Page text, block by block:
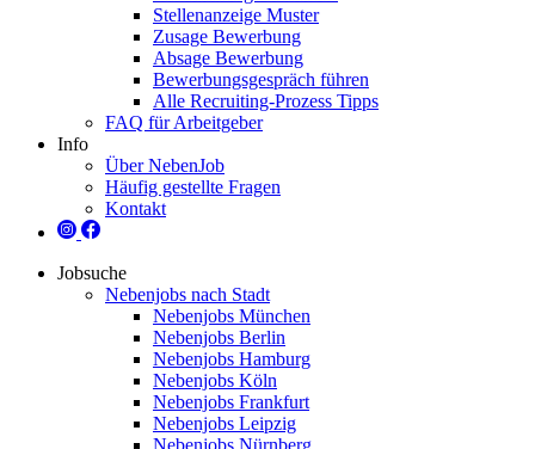
Stellenanzeige Muster
Zusage Bewerbung
Absage Bewerbung
Bewerbungsgespräch führen
Alle Recruiting-Prozess Tipps
FAQ für Arbeitgeber
Info
Über NebenJob
Häufig gestellte Fragen
Kontakt
Jobsuche
Nebenjobs nach Stadt
Nebenjobs München
Nebenjobs Berlin
Nebenjobs Hamburg
Nebenjobs Köln
Nebenjobs Frankfurt
Nebenjobs Leipzig
Nebenjobs Nürnberg